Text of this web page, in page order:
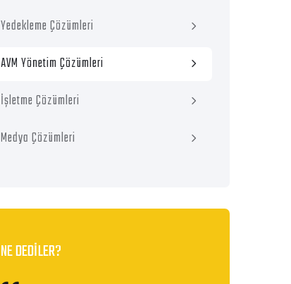
Yedekleme Çözümleri
AVM Yönetim Çözümleri
İşletme Çözümleri
Medya Çözümleri
NE DEDİLER?